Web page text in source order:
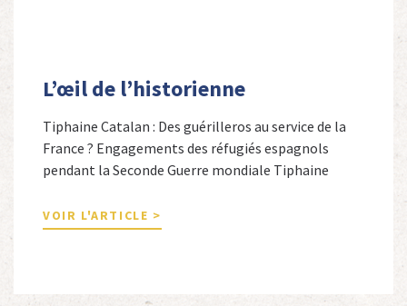
L’œil de l’historienne
Tiphaine Catalan : Des guérilleros au service de la
France ? Engagements des réfugiés espagnols
pendant la Seconde Guerre mondiale Tiphaine
secondaire et docteure en études hispaniques. Elle
est spécialiste de l’histoire contemporaine des
VOIR L'ARTICLE >